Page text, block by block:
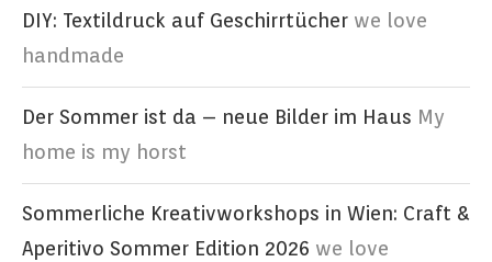
DIY: Textildruck auf Geschirrtücher we love
handmade
Der Sommer ist da – neue Bilder im Haus My
home is my horst
Sommerliche Kreativworkshops in Wien: Craft &
Aperitivo Sommer Edition 2026 we love